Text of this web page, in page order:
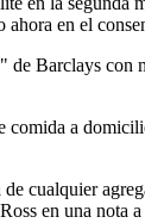
en el
Barclays con
a
cualquier
en una nota a